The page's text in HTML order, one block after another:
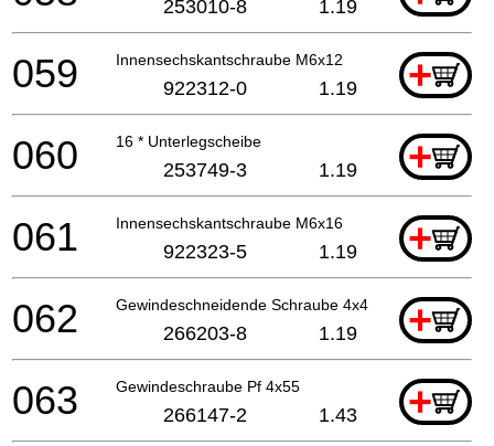
253010-8 1.19
Innensechskantschraube M6x12 +
059 922312-0 1.19
16 * Unterlegscheibe +
060 253749-3 1.19
Innensechskantschraube M6x16 +
061 922323-5 1.19
Gewindeschneidende Schraube 4x40 +
062 266203-8 1.19
Gewindeschraube Pf 4x55 +
063 266147-2 1.43